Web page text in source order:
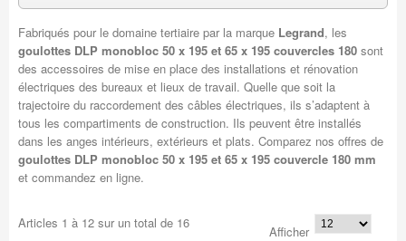
Fabriqués pour le domaine tertiaire par la marque Legrand, les
goulottes DLP monobloc 50 x 195 et 65 x 195 couvercles 180 sont
des accessoires de mise en place des installations et rénovation
électriques des bureaux et lieux de travail. Quelle que soit la
trajectoire du raccordement des câbles électriques, ils s’adaptent à
tous les compartiments de construction. Ils peuvent être installés
dans les anges intérieurs, extérieurs et plats. Comparez nos offres de
goulottes DLP monobloc 50 x 195 et 65 x 195 couvercle 180 mm
et commandez en ligne.
Articles 1 à 12sur un total de 16
Afficher